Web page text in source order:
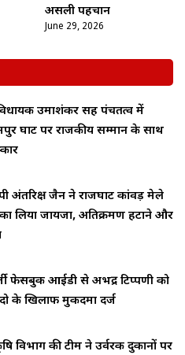
असली पहचान
June 29, 2026
उमाशंकर सिंह पंचतत्व में
घाट पर राजकीय सम्मान के साथ
अंतरिक्ष जैन ने राजघाट कांवड़ मेले
लिया जायजा, अतिक्रमण हटाने और
फेसबुक आईडी से अभद्र टिप्पणी को
के खिलाफ मुकदमा दर्ज
विभाग की टीम ने उर्वरक दुकानों पर